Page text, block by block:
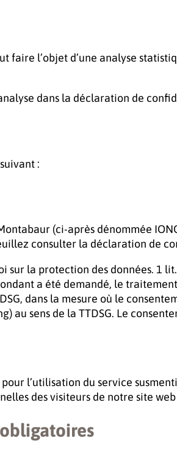
l’objet d’une analyse
dans la déclaration de
:
(ci-après dénommée
consulter la déclaration de
sur la protection des données. 1
a été demandé, le
dans la mesure où le
sens de la TTDSG. Le
l’utilisation du service
des visiteurs de notre site